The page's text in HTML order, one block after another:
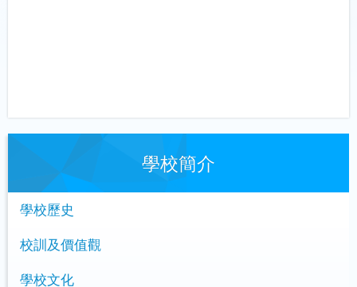
學校簡介
學校歷史
校訓及價值觀
學校文化